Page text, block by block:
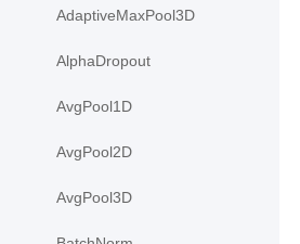
AdaptiveMaxPool3D
AlphaDropout
AvgPool1D
AvgPool2D
AvgPool3D